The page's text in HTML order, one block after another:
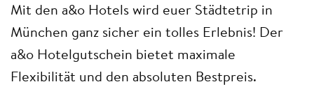
Mit den a&o Hotels wird euer Städtetrip in
München ganz sicher ein tolles Erlebnis! Der
a&o Hotelgutschein bietet maximale
Flexibilität und den absoluten Bestpreis.